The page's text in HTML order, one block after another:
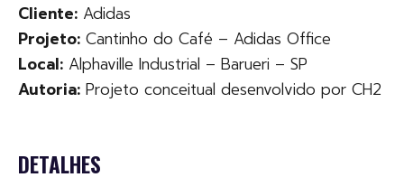
Cliente: Adidas
Projeto: Cantinho do Café – Adidas Office
Local: Alphaville Industrial – Barueri – SP
Autoria: Projeto conceitual desenvolvido por CH2
DETALHES